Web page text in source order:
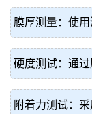
膜厚测量：使用
硬度测试：通过
附着力测试：